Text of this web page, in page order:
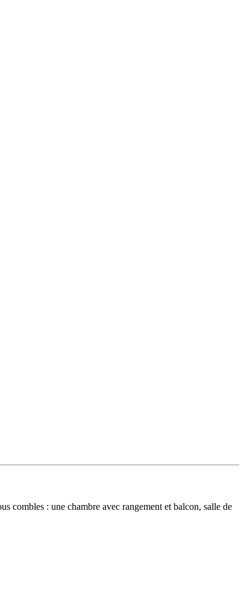
combles : une chambre avec rangement et balcon, salle de